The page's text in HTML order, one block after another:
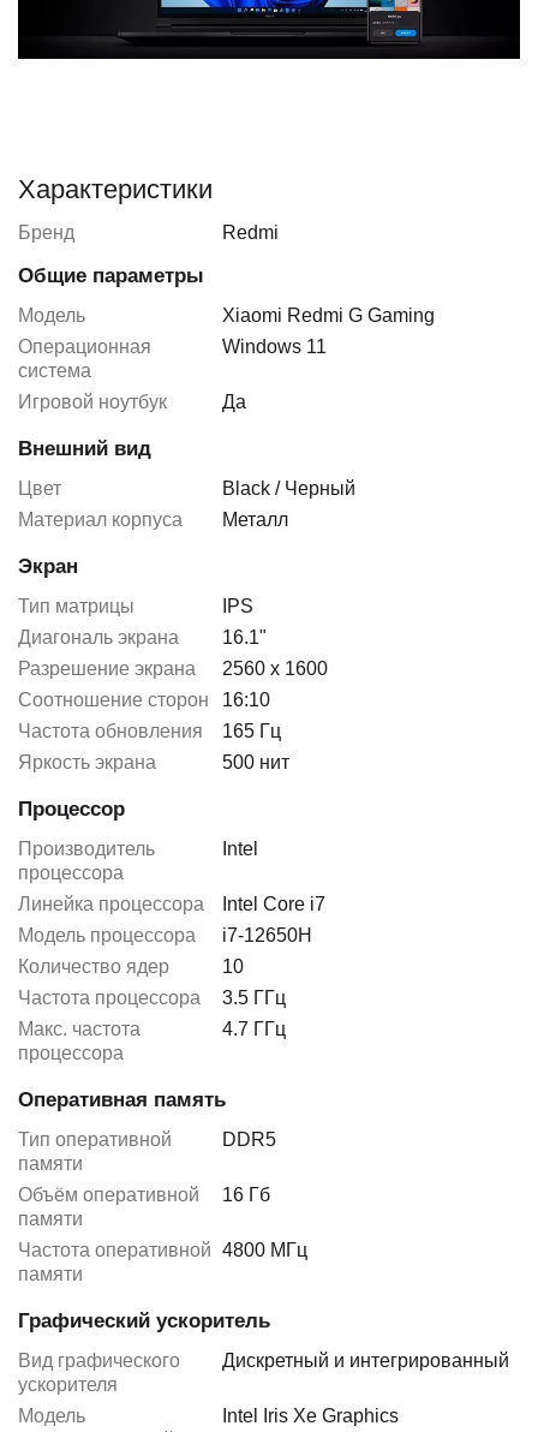
Характеристики
Бренд Redmi
Общие параметры
Модель
Xiaomi Redmi G Gaming
Операционная
система
Windows 11
Игровой ноутбук Да
Внешний вид
Цвет
Black / Черный
Материал корпуса
Металл
Экран
Тип матрицы
IPS
Диагональ экрана
16.1"
Разрешение экрана
2560 x 1600
Соотношение сторон
16:10
Частота обновления
165 Гц
Яркость экрана
500 нит
Процессор
Производитель
процессора
Intel
Линейка процессора
Intel Core i7
Модель процессора
i7-12650H
Количество ядер
10
Частота процессора
3.5 ГГц
Макс. частота
процессора
4.7 ГГц
Оперативная память
Тип оперативной
памяти
DDR5
Объём оперативной
памяти
16 Гб
Частота оперативной
памяти
4800 МГц
Графический ускоритель
Вид графического
ускорителя
Дискретный и интегрированный
Модель
Intel Iris Xe Graphics